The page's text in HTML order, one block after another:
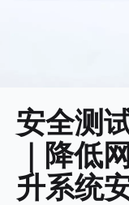
安全测
｜降低
升系统